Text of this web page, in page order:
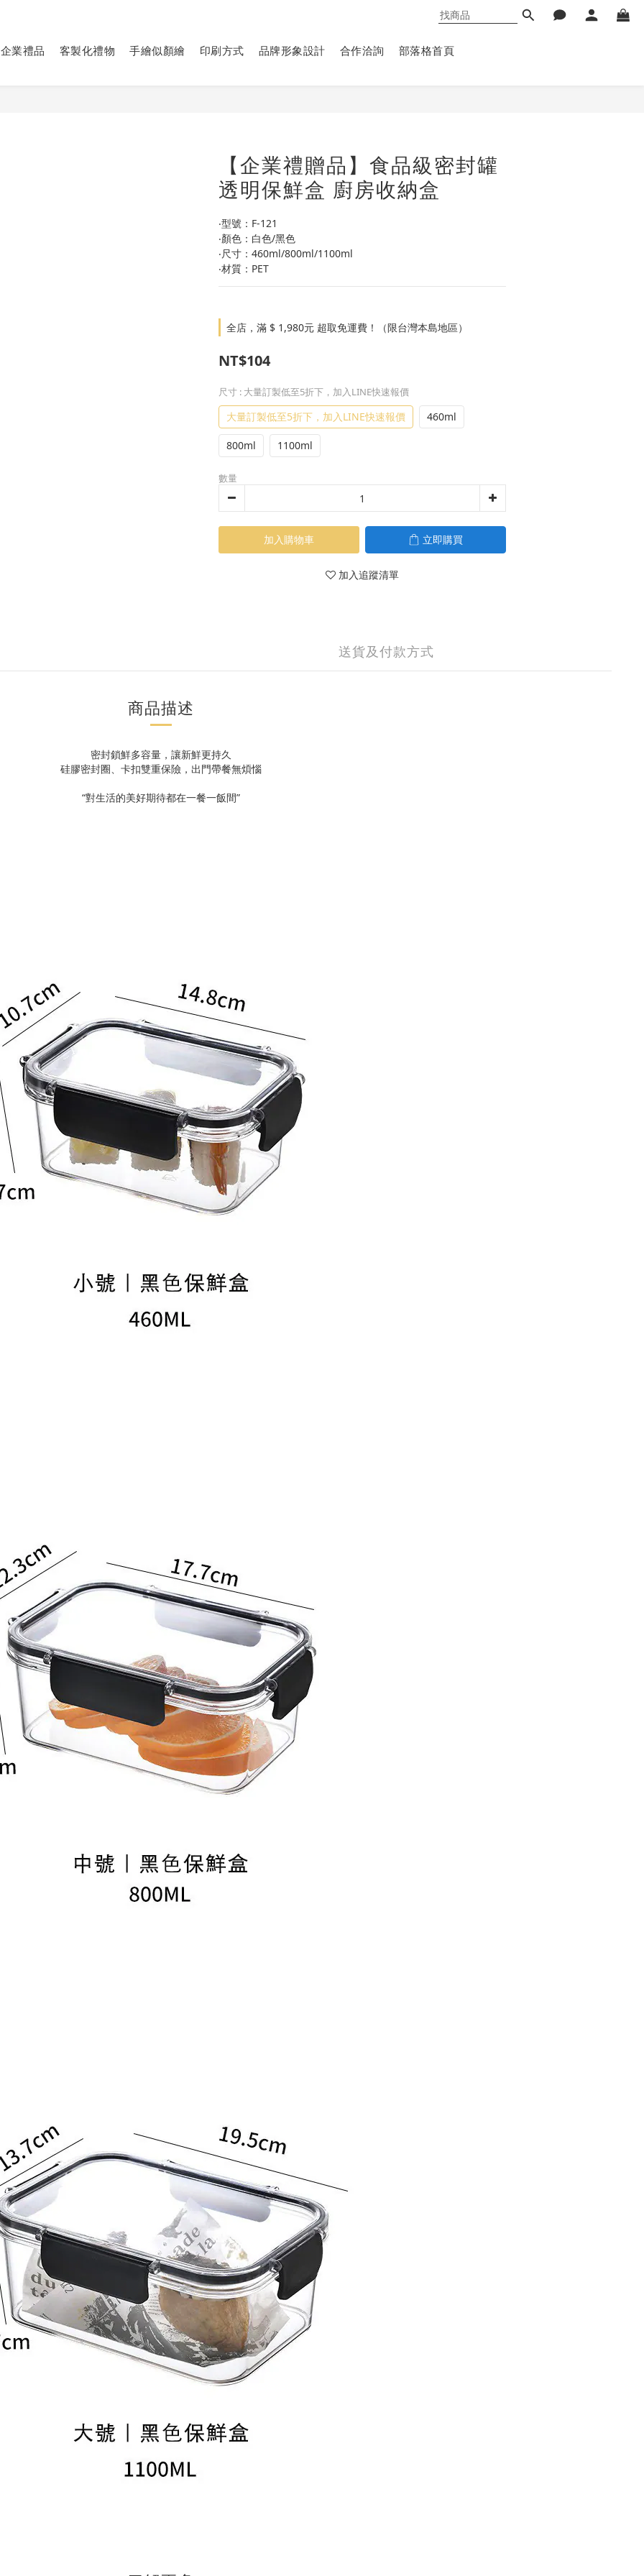
企業禮品 客製化禮物 手繪似顏繪 印刷方式 品牌形象設計 合作洽詢 部落格首頁
【企業禮贈品】食品級密封罐
透明保鮮盒 廚房收納盒
‧型號：F-121
‧顏色：白色/黑色
‧尺寸：460ml/800ml/1100ml
‧材質：PET
全店，滿 $ 1,980元 超取免運費！（限台灣本島地區）
NT$104
尺寸 : 大量訂製低至5折下，加入LINE快速報價
大量訂製低至5折下，加入LINE快速報價 460ml
800ml 1100ml
數量
加入購物車 立即購買
加入追蹤清單
送貨及付款方式
商品描述
密封鎖鮮多容量，讓新鮮更持久
硅膠密封圈、卡扣雙重保險，出門帶餐無煩惱
“對生活的美好期待都在一餐一飯間”